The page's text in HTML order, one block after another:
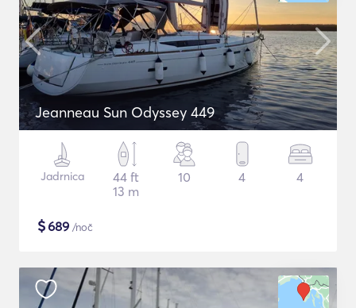
Jeanneau Sun Odyssey 449
Jadrnica
44 ft
13 m
10 4 4
$689 /noč